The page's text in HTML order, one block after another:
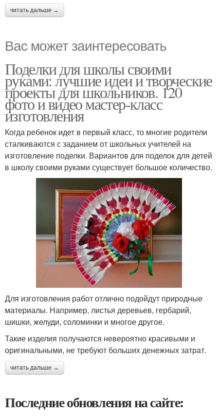
читать дальше →
Вас может заинтересовать
Поделки для школы своими
руками: лучшие идеи и творческие
проекты для школьников. 120
фото и видео мастер-класс
изготовления
Когда ребенок идет в первый класс, то многие родители
сталкиваются с заданием от школьных учителей на
изготовление поделки. Вариантов для поделок для детей
в школу своими руками существует большое количество.
Для изготовления работ отлично подойдут природные
материалы. Например, листья деревьев, гербарий,
шишки, желуди, соломинки и многое другое.
Такие изделия получаются невероятно красивыми и
оригинальными, не требуют больших денежных затрат.
читать дальше →
Последние обновления на сайте: